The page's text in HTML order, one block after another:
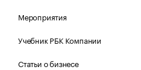
Мероприятия
Учебник РБК Компании
Статьи о бизнесе